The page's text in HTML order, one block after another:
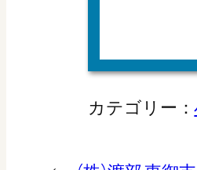
カテゴリー：